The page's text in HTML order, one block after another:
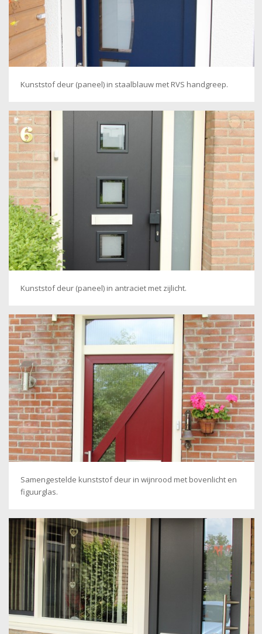
Kunststof deur (paneel) in staalblauw met RVS handgreep.
Kunststof deur (paneel) in antraciet met zijlicht.
Samengestelde kunststof deur in wijnrood met bovenlicht en
figuurglas.